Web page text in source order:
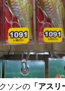
ソンの 「アスリ